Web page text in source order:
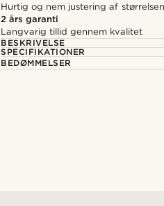
Hurtig og nem justering af størrelsen
2 års garanti
Langvarig tillid gennem kvalitet
BESKRIVELSE
SPECIFIKATIONER
BEDØMMELSER